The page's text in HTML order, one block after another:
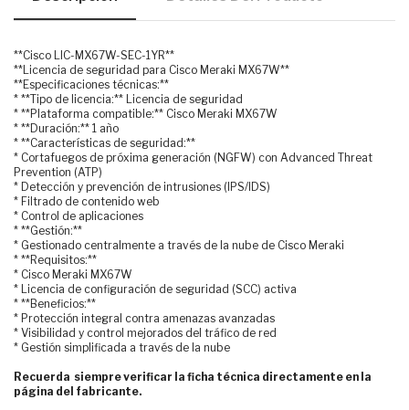
**Cisco LIC-MX67W-SEC-1YR**
**Licencia de seguridad para Cisco Meraki MX67W**
**Especificaciones técnicas:**
* **Tipo de licencia:** Licencia de seguridad
* **Plataforma compatible:** Cisco Meraki MX67W
* **Duración:** 1 año
* **Características de seguridad:**
* Cortafuegos de próxima generación (NGFW) con Advanced Threat
Prevention (ATP)
* Detección y prevención de intrusiones (IPS/IDS)
* Filtrado de contenido web
* Control de aplicaciones
* **Gestión:**
* Gestionado centralmente a través de la nube de Cisco Meraki
* **Requisitos:**
* Cisco Meraki MX67W
* Licencia de configuración de seguridad (SCC) activa
* **Beneficios:**
* Protección integral contra amenazas avanzadas
* Visibilidad y control mejorados del tráfico de red
* Gestión simplificada a través de la nube
Recuerda siempre verificar la ficha técnica directamente en la
página del fabricante.